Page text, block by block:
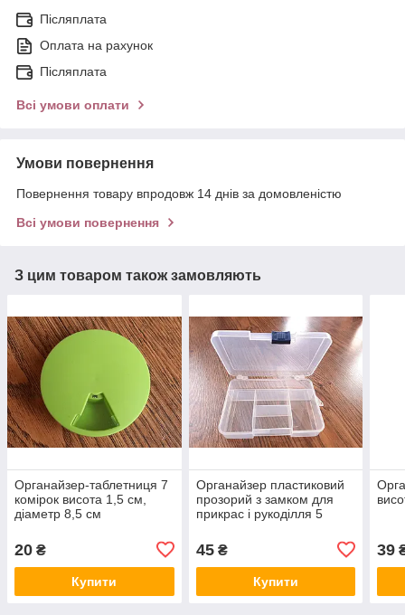
Післяплата
Оплата на рахунок
Післяплата
Всі умови оплати
Умови повернення
Повернення товару впродовж 14 днів за домовленістю
Всі умови повернення
З цим товаром також замовляють
Органайзер-таблетниця 7
комірок висота 1,5 см,
діаметр 8,5 см
20 ₴
Купити
Органайзер пластиковий
прозорий з замком для
прикрас і рукоділля 5
45₴
Купити
39